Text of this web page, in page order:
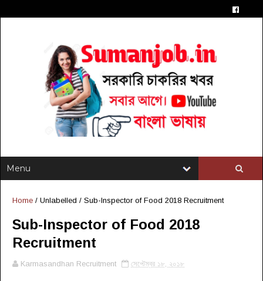
Home / Unlabelled / Sub-Inspector of Food 2018 Recruitment
Sub-Inspector of Food 2018
Recruitment
Karmasandhan Recruitment সেপ্টেম্বর ১৮, ২০১৮